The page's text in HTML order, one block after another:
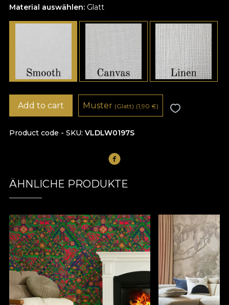
Material auswählen: Glatt
Product code - SKU VLDLW0197S
Add to cart Muster (Glatt) (1,90 €)
ÄHNLICHE PRODUKTE